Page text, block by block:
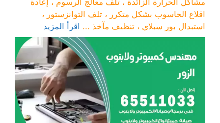
مشاكل الحرارة الزائدة ، تلف معالج الرسوم ، إعادة
اقلاع الحاسوب بشكل متكرر ، تلف التوانزستور ،
استبدال بور سبلاي ، تنظيف مآخذ ... اقرأ المزيد